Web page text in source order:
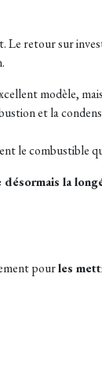
retour sur
modèle,
et la
le combustible
la
pourles